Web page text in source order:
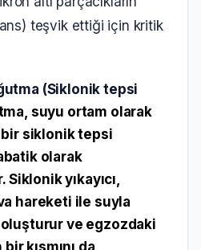
teşvik ettiği için kritik
(Siklonik tepsi
suyu ortam olarak
siklonik tepsi
olarak
yıkayıcı,
hareketi ile suyla
ve egzozdaki
kısmını da